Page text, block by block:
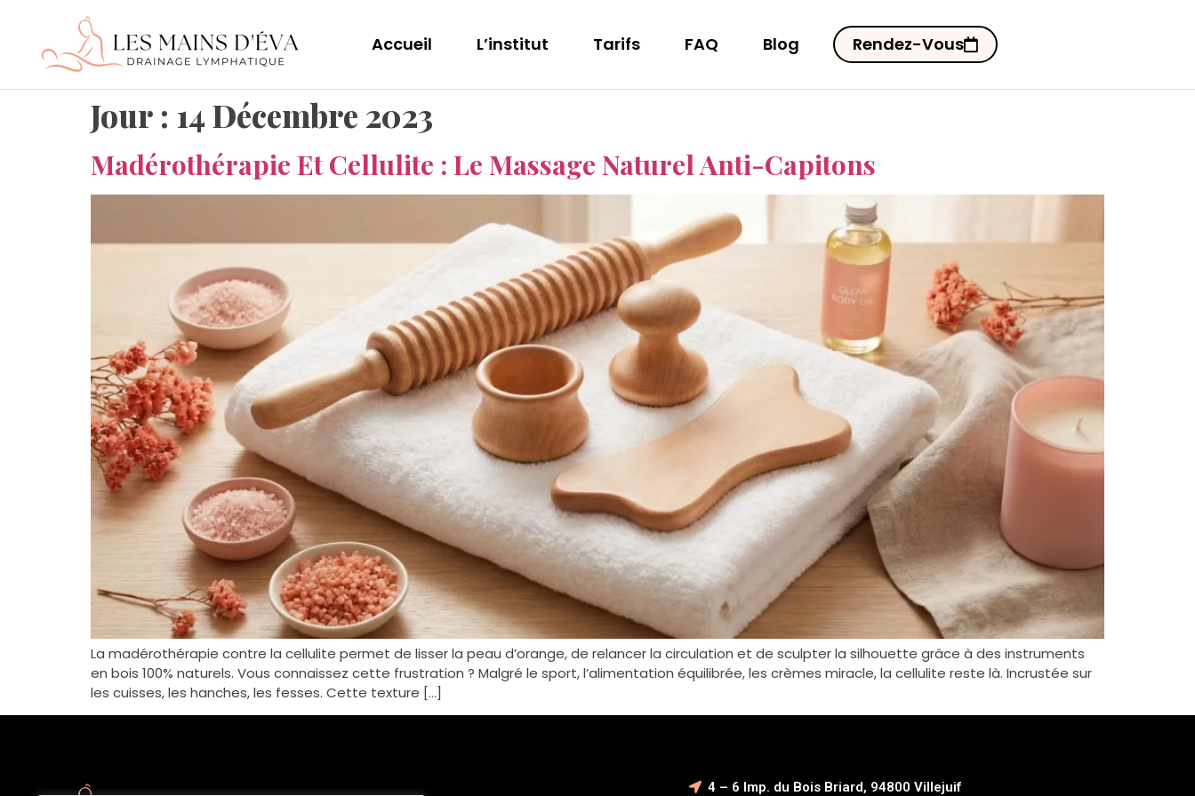
Accueil L’institut Tarifs FAQ Blog Rendez-Vous
Jour : 14 Décembre 2023
Madérothérapie Et Cellulite : Le Massage Naturel Anti-Capitons
La madérothérapie contre la cellulite permet de lisser la peau d’orange, de relancer la circulation et de sculpter la silhouette grâce à des instruments
en bois 100% naturels. Vous connaissez cette frustration ? Malgré le sport, l’alimentation équilibrée, les crèmes miracle, la cellulite reste là. Incrustée sur
les cuisses, les hanches, les fesses. Cette texture […]
4 – 6 Imp. du Bois Briard, 94800 Villejuif